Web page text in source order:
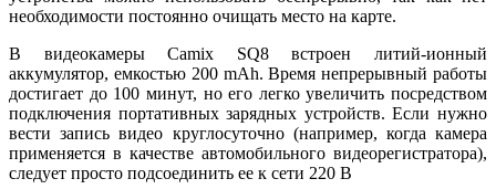
необходимости постоянно очищать место на карте.
В видеокамеры Camix SQ8 встроен литий-ионный
аккумулятор, емкостью 200 mAh. Время непрерывный работы
достигает до 100 минут, но его легко увеличить посредством
подключения портативных зарядных устройств. Если нужно
вести запись видео круглосуточно (например, когда камера
применяется в качестве автомобильного видеорегистратора),
следует просто подсоединить ее к сети 220 В